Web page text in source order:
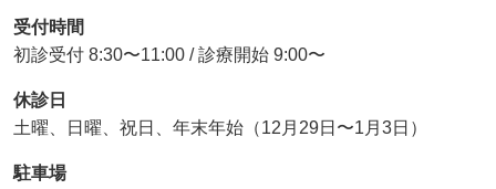
受付時間
初診受付 8:30〜11:00 / 診療開始 9:00〜
休診日
土曜、日曜、祝日、年末年始（12月29日〜1月3日）
駐車場